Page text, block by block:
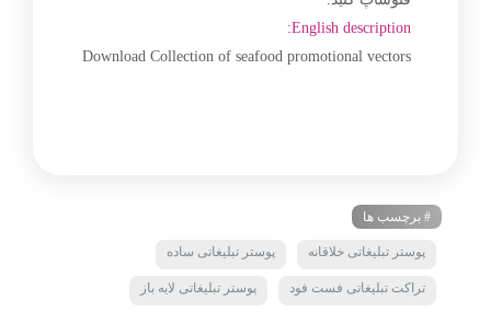
English description:
Download Collection of seafood promotional vectors
# برچسب ها
پوستر تبلیغاتی خلاقانه پوستر تبلیغاتی ساده
تراکت تبلیغاتی فست فود پوستر تبلیغاتی لایه باز